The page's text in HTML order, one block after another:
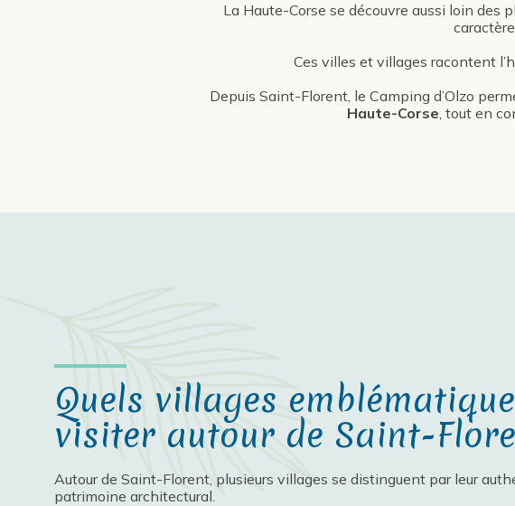
La Haute-Corse se découvre aussi loin des
Ces villes et villages racontent
Depuis Saint-Florent, le Camping d’Olzo
Haute-Corse, tout en
Quels villages
visiter autour de Saint-
Autour de Saint-Florent, plusieurs villages se distinguent par leur
patrimoine architectural.